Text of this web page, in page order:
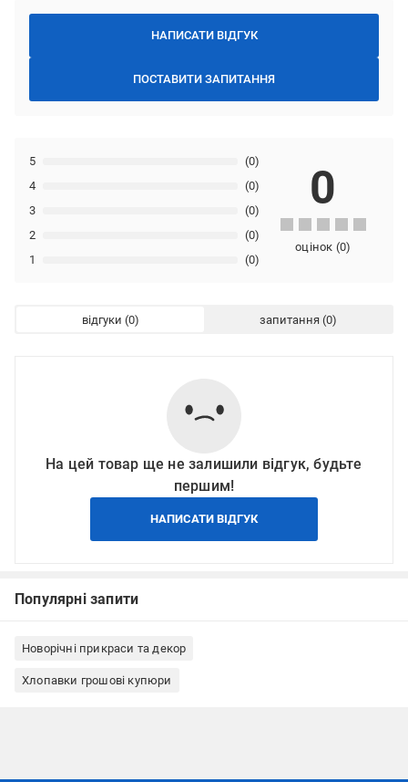
НАПИСАТИ ВІДГУК
ПОСТАВИТИ ЗАПИТАННЯ
1 (0)
2 (0)
3 (0)
4 (0)
5 (0)
0
оцінок (0)
відгуки запитання
На цей товар ще не залишили відгук, будьте
першим!
НАПИСАТИ ВІДГУК
Популярні запити
Новорічні прикраси та декор
Хлопавки грошові купюри